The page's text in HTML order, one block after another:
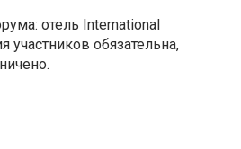
отель International
участников обязательна,